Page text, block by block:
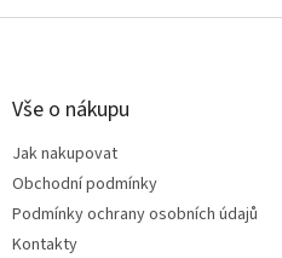
a
v
Z
Vše o nákupu
Jak nakupovat
Obchodní podmínky
Podmínky ochrany osobních údajů
Kontakty